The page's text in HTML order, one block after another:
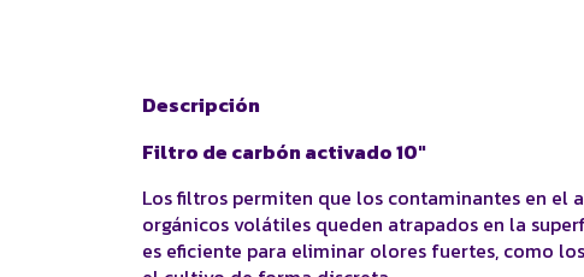
Descripción
Filtro de carbón activado 10"
Los filtros permiten que los contaminantes en el
orgánicos volátiles queden atrapados en la
es eficiente para eliminar olores fuertes, como